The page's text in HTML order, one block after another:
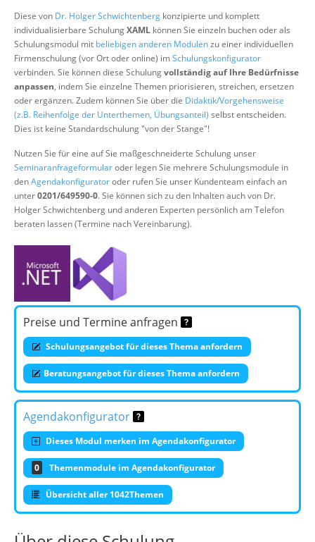
Suche
Diese von Dr. Holger Schwichtenberg konzipierte und komplett
individualisierbare SchulungXAML können Sie einzeln buchen oder als
Schulungsmodul mit beliebigen anderen Modulenzu einer individuellen
Firmenschulung (vor Ort oder online) imSchulungskonfigurator
verbinden. Sie können diese Schulungvollständig auf Ihre Bedürfnisse
anpassen, indem Sie einzelne Themen priorisieren, streichen, ersetzen
oder ergänzen. Zudem können Sie über die Didaktik/Vorgehensweise
(z.B. Reihenfolge der Unterthemen, Übungsanteil) selbst entscheiden.
Dies ist keine Standardschulung "von der Stange"!
Nutzen Sie für eine auf Sie maßgeschneiderte Schulung unser
Seminaranfrageformularoder legen Sie mehrere Schulungsmodule in
denAgendakonfiguratoroder rufen Sie unser Kundenteam einfach an
unter0201/649590-0. Sie können sich zu den Inhalten auch von Dr.
Holger Schwichtenberg und anderen Experten persönlich am Telefon
beraten lassen (Termine nach Vereinbarung).
Preise und Termine anfragen
Schulungsangebot für dieses Thema anfordern
Beratungsangebot für dieses Thema anfordern
Agendakonfigurator
Dieses Modul merken im Agendakonfigurator
0 Themenmodule im Agendakonfigurator
Übersicht aller 1042Themen